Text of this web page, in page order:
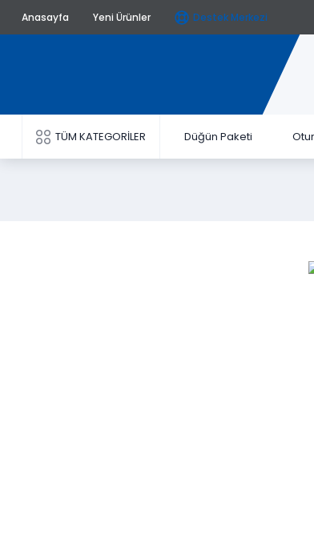
Anasayfa Yeni Ürünler Destek Merkezi
TÜM KATEGORİLER Düğün Paketi